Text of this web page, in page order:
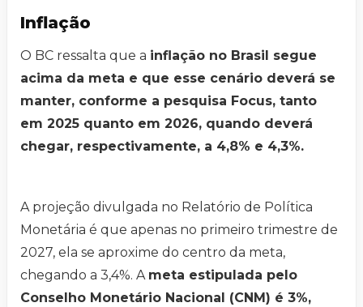
Inflação
O BC ressalta que a inflação no Brasil segue
acima da meta e que esse cenário deverá se
manter, conforme a pesquisa Focus, tanto
em 2025 quanto em 2026, quando deverá
chegar, respectivamente, a 4,8% e 4,3%.
A projeção divulgada no Relatório de Política
Monetária é que apenas no primeiro trimestre de
2027, ela se aproxime do centro da meta,
chegando a 3,4%. A meta estipulada pelo
Conselho Monetário Nacional (CNM) é 3%,